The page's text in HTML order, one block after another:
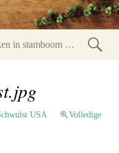
USA
Volledige